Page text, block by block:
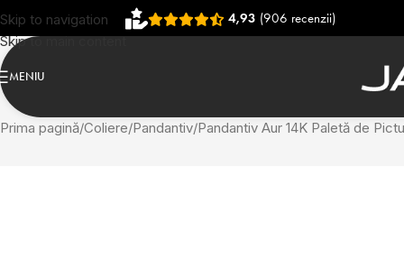
Skip to navigation
Skip to main content
4,93(906 recenzii)
MENIU
Prima pagină Coliere Pandantiv Pandantiv Aur 14K Paletă de